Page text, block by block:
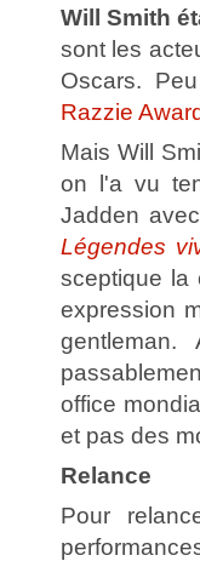
Will Smith
sont les
Oscars.
Razzie
Mais Will
on l'a vu
Jadden avec
Légendes
sceptique la
expression
office
et pas des
Relance
Pour